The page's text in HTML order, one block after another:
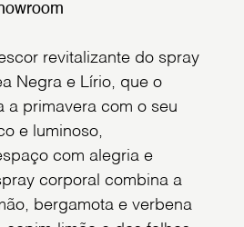
revitalizante do spray
Negra e Lírio, que o
a primavera com o seu
e luminoso,
com alegria e
corporal combina a
bergamota e verbena